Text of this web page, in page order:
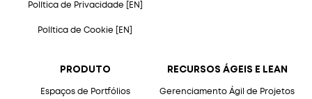
Política de Privacidade [EN]
Política de Cookie [EN]
PRODUTO
Espaços de Portfólios
RECURSOS ÁGEIS E LEAN
Gerenciamento Ágil de Projetos